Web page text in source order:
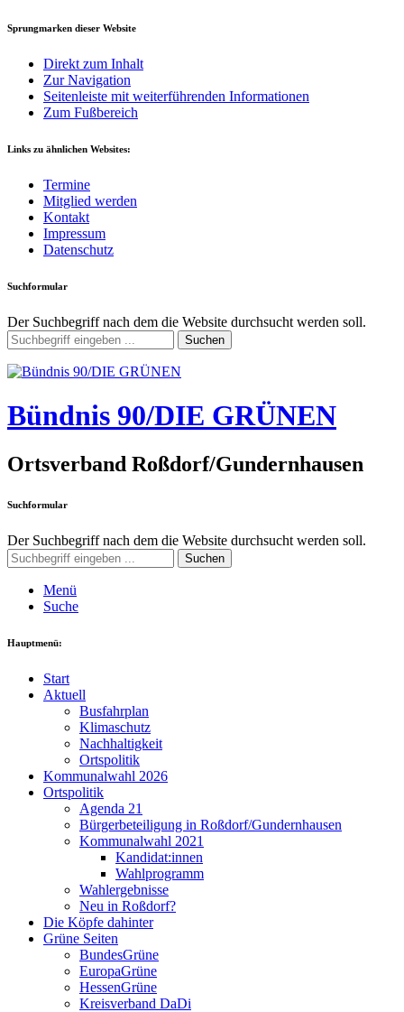
Sprungmarken dieser Website
Direkt zum Inhalt
Zur Navigation
Seitenleiste mit weiterführenden Informationen
Zum Fußbereich
Links zu ähnlichen Websites:
Termine
Mitglied werden
Kontakt
Impressum
Datenschutz
Suchformular
Der Suchbegriff nach dem die Website durchsucht werden soll.
Suchen
Bündnis 90/DIE GRÜNEN
Ortsverband Roßdorf/Gundernhausen
Suchformular
Der Suchbegriff nach dem die Website durchsucht werden soll.
Suchen
Menü
Suche
Hauptmenü:
Start
Aktuell
Busfahrplan
Klimaschutz
Nachhaltigkeit
Ortspolitik
Kommunalwahl 2026
Ortspolitik
Agenda 21
Bürgerbeteiligung in Roßdorf/Gundernhausen
Kommunalwahl 2021
Kandidat:innen
Wahlprogramm
Wahlergebnisse
Neu in Roßdorf?
Die Köpfe dahinter
Grüne Seiten
BundesGrüne
EuropaGrüne
HessenGrüne
Kreisverband DaDi